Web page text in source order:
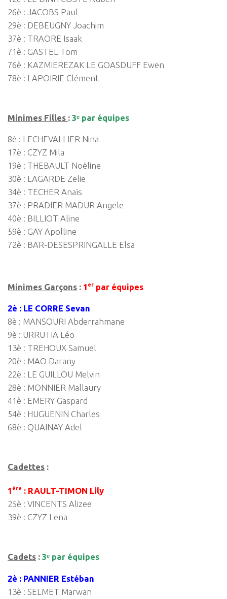
26è : JACOBS Paul
29è : DEBEUGNY Joachim
37è : TRAORE Isaak
71è : GASTEL Tom
76è : KAZMIEREZAK LE GOASDUFF Ewen
78è : LAPOIRIE Clément
Minimes Filles : 3ᵉ par équipes
8è : LECHEVALLIER Nina
17è : CZYZ Mila
19è : THEBAULT Noëline
30è : LAGARDE Zelie
34è : TECHER Anaïs
37è : PRADIER MADUR Angele
40è : BILLIOT Aline
59è : GAY Apolline
72è : BAR-DESESPRINGALLE Elsa
Minimes Garçons : 1 er par équipes
2è : LE CORRE Sevan
8è : MANSOURI Abderrahmane
9è : URRUTIA Léo
13è : TREHOUX Samuel
20è : MAO Darany
22è : LE GUILLOU Melvin
28è : MONNIER Mallaury
41è : EMERY Gaspard
54è : HUGUENIN Charles
68è : QUAINAY Adel
Cadettes :
1 ère : RAULT-TIMON Lily
25è : VINCENTS Alizee
39è : CZYZ Lena
Cadets : 3ᵉ par équipes
2è : PANNIER Estéban
13è : SELMET Marwan